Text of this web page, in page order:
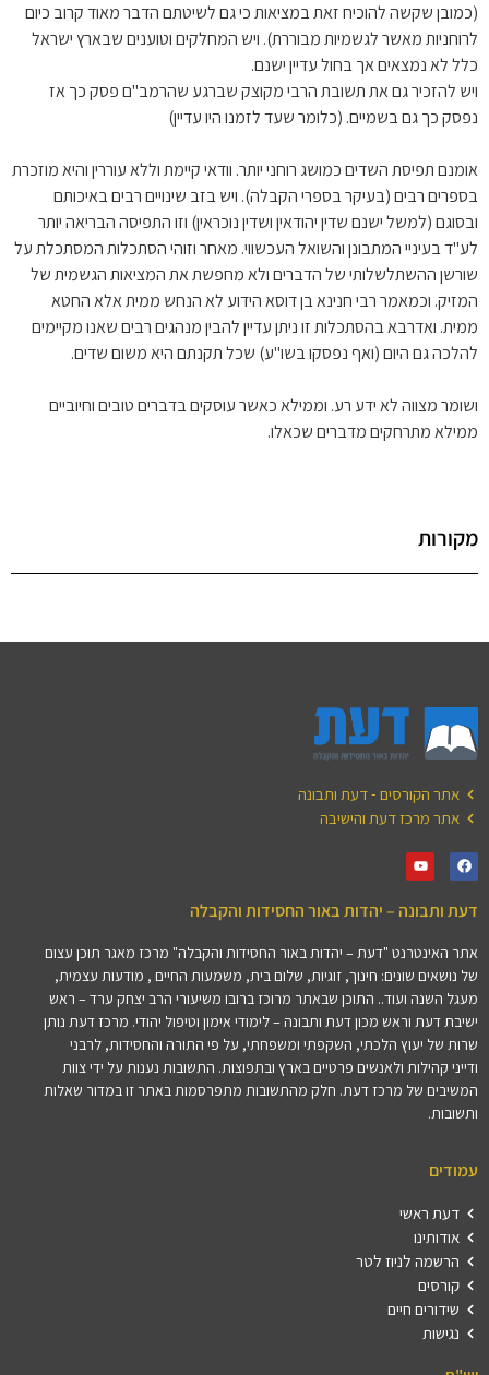
(כמובן שקשה להוכיח זאת במציאות כי גם לשיטתם הדבר מאוד קרוב כיום
לרוחניות מאשר לגשמיות מבוררת). ויש המחלקים וטוענים שבארץ ישראל
כלל לא נמצאים אך בחול עדיין ישנם.
ויש להזכיר גם את תשובת הרבי מקוצק שברגע שהרמב"ם פסק כך אז
נפסק כך גם בשמיים. (כלומר שעד לזמנו היו עדיין)
אומנם תפיסת השדים כמושג רוחני יותר. וודאי קיימת וללא עוררין והיא מוזכרת
בספרים רבים (בעיקר בספרי הקבלה). ויש בזב שינויים רבים באיכותם
ובסוגם (למשל ישנם שדין יהודאין ושדין נוכראין) וזו התפיסה הבריאה יותר
לע"ד בעיניי המתבונן והשואל העכשווי. מאחר וזוהי הסתכלות המסתכלת על
שורשן ההשתלשלותי של הדברים ולא מחפשת את המציאות הגשמית של
המזיק. וכמאמר רבי חנינא בן דוסא הידוע לא הנחש ממית אלא החטא
ממית. ואדרבא בהסתכלות זו ניתן עדיין להבין מנהגים רבים שאנו מקיימים
להלכה גם היום (ואף נפסקו בשו"ע) שכל תקנתם היא משום שדים.
ושומר מצווה לא ידע רע. וממילא כאשר עוסקים בדברים טובים וחיוביים
ממילא מתרחקים מדברים שכאלו.
מקורות
אתר הקורסים - דעת ותבונה
אתר מרכז דעת והישיבה
דעת ותבונה – יהדות באור החסידות והקבלה
אתר האינטרנט "דעת – יהדות באור החסידות והקבלה" מרכז מאגר תוכן עצום
של נושאים שונים: חינוך, זוגיות, שלום בית, משמעות החיים , מודעות עצמית,
מעגל השנה ועוד.. התוכן שבאתר מרוכז ברובו משיעורי הרב יצחק ערד – ראש
ישיבת דעת וראש מכון דעת ותבונה – לימודי אימון וטיפול יהודי. מרכז דעת נותן
שרות של יעוץ הלכתי, השקפתי ומשפחתי, על פי התורה והחסידות, לרבני
ודייני קהילות ולאנשים פרטיים בארץ ובתפוצות. התשובות נענות על ידי צוות
המשיבים של מרכז דעת. חלק מהתשובות מתפרסמות באתר זו במדור שאלות
ותשובות.
עמודים
דעת ראשי
אודותינו
הרשמה לניוז לטר
קורסים
שידורים חיים
נגישות